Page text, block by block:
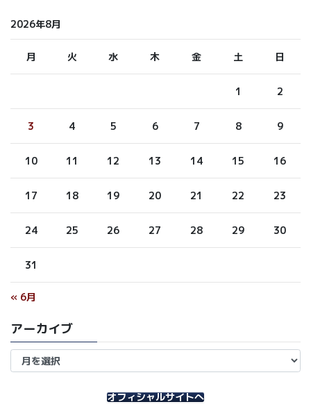
2026年8月
月 火 水 木 金 土 日
1 2
3 4 5 6 7 8 9
10 11 12 13 14 15 16
17 18 19 20 21 22 23
24 25 26 27 28 29 30
31
« 6月
アーカイブ
ア
オフィシャルサイトへ